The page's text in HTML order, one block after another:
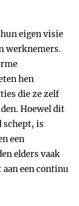
eigen visie
werknemers.
hen
die ze zelf
Hoewel dit
schept, is
een
elders vaak
een continu